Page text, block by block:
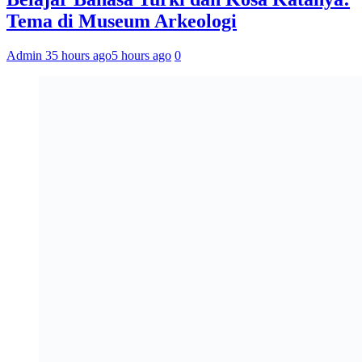
Tema di Museum Arkeologi
Admin 35 hours ago5 hours ago 0